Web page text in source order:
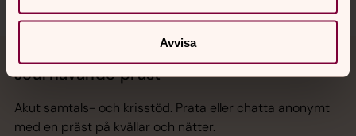
Avvisa
Jourhavande präst
Akut samtals- och krisstöd. Prata eller chatta anonymt
med en präst på kvällar och nätter.